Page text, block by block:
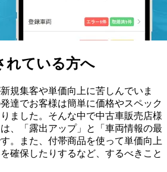
れている方へ
規集客や単価向上に苦しんでいま
達でお客様は簡単に価格やスペック
ました。そんな中で中古車販売店様
、「露出アップ」と「車両情報の最
。また、付帯商品を使って単価向上
確保したりするなど、するべきこと